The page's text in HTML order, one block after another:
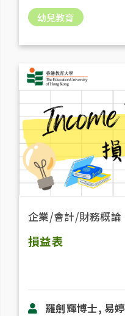
幼兒教育
企業/會計/財務概論
損益表
羅劍輝博士, 易婷